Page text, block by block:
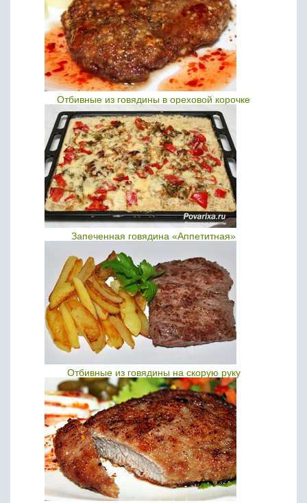
Отбивные из говядины в ореховой корочке
Запеченная говядина «Аппетитная»
Отбивные из говядины на скорую руку